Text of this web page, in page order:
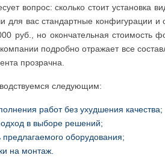
вопрос: сколько стоит
вас стандартные конфигурации и
руб., но окончательная стоимость
подробно отражает все
прозрачна.
следующим:
работ без ухудшения качества;
в выборе решений;
оборудования;
на монтаж.